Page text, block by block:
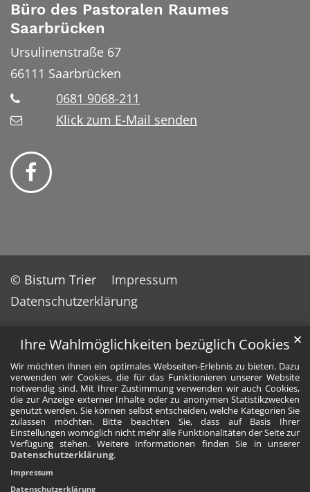
Ihre Wahlmöglichkeiten bezüglich Cookies
Wir möchten Ihnen ein optimales Webseiten-Erlebnis zu bieten. Dazu
verwenden wir Cookies, die für das Funktionieren unserer Website
notwendig sind. Mit Ihrer Zustimmung verwenden wir auch Cookies,
die zur Anzeige externer Inhalte oder zu anonymen Statistikzwecken
genutzt werden. Sie können selbst entscheiden, welche Kategorien Sie
zulassen möchten. Bitte beachten Sie, dass auf Basis Ihrer
Einstellungen womöglich nicht mehr alle Funktionalitäten der Seite zur
Verfügung stehen. Weitere Informationen finden Sie in unserer
Datenschutzerklärung.
✕
Impressum
Datenschutzerklärung
Büro des Pastoralen Raumes
Saarbrücken
Ursulinenstraße 67
66111 Saarbrücken
0681 9068-211
Klick zum E-Mail senden
© Bistum Trier
Impressum
Datenschutzerklärung